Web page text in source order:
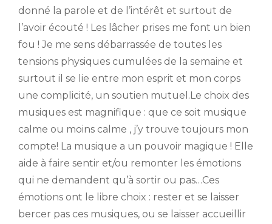
donné la parole et de l’intérêt et surtout de
l’avoir écouté ! Les lâcher prises me font un bien
fou ! Je me sens débarrassée de toutes les
tensions physiques cumulées de la semaine et
surtout il se lie entre mon esprit et mon corps
une complicité, un soutien mutuel.Le choix des
musiques est magnifique : que ce soit musique
calme ou moins calme , j’y trouve toujours mon
compte! La musique a un pouvoir magique ! Elle
aide à faire sentir et/ou remonter les émotions
qui ne demandent qu’à sortir ou pas…Ces
émotions ont le libre choix : rester et se laisser
bercer pas ces musiques, ou se laisser accueillir